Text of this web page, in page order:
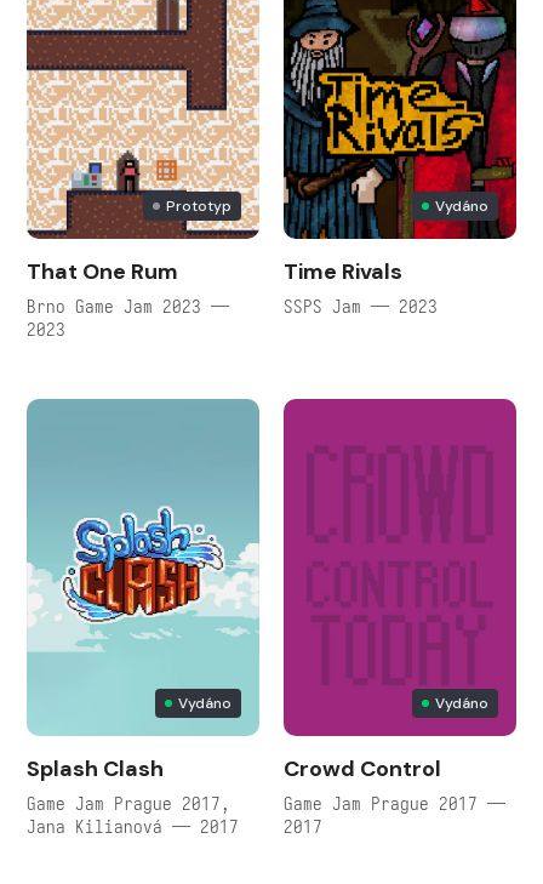
Prototyp
That One Rum
Brno Game Jam 2023 —
2023
Vydáno
Time Rivals
SSPS Jam — 2023
Vydáno
Splash Clash
Game Jam Prague 2017,
Jana Kilianová — 2017
Vydáno
Crowd Control
Game Jam Prague 2017 —
2017